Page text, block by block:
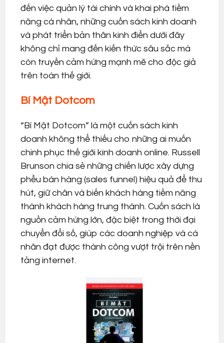
đến việc quản lý tài chính và khai phá tiềm
năng cá nhân, những cuốn sách kinh doanh
và phát triển bản thân kinh điển dưới đây
không chỉ mang đến kiến thức sâu sắc mà
còn truyền cảm hứng mạnh mẽ cho độc giả
trên toàn thế giới.
Bí Mật Dotcom
“Bí Mật Dotcom” là một cuốn sách kinh
doanh không thể thiếu cho những ai muốn
chinh phục thế giới kinh doanh online. Russell
Brunson chia sẻ những chiến lược xây dựng
phễu bán hàng (sales funnel) hiệu quả để thu
hút, giữ chân và biến khách hàng tiềm năng
thành khách hàng trung thành. Cuốn sách là
nguồn cảm hứng lớn, đặc biệt trong thời đại
chuyển đổi số, giúp các doanh nghiệp và cá
nhân đạt được thành công vượt trội trên nền
tảng internet.